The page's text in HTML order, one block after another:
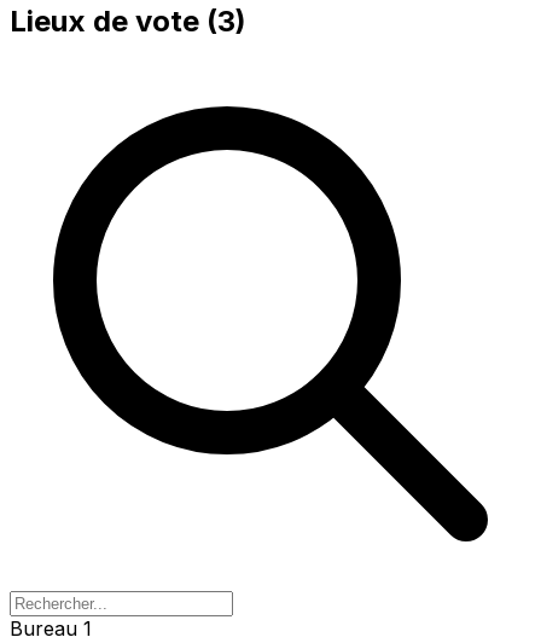
Lieux de vote (3)
Bureau 1